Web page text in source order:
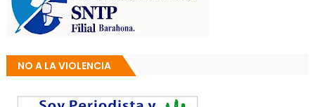
NO A LA VIOLENCIA